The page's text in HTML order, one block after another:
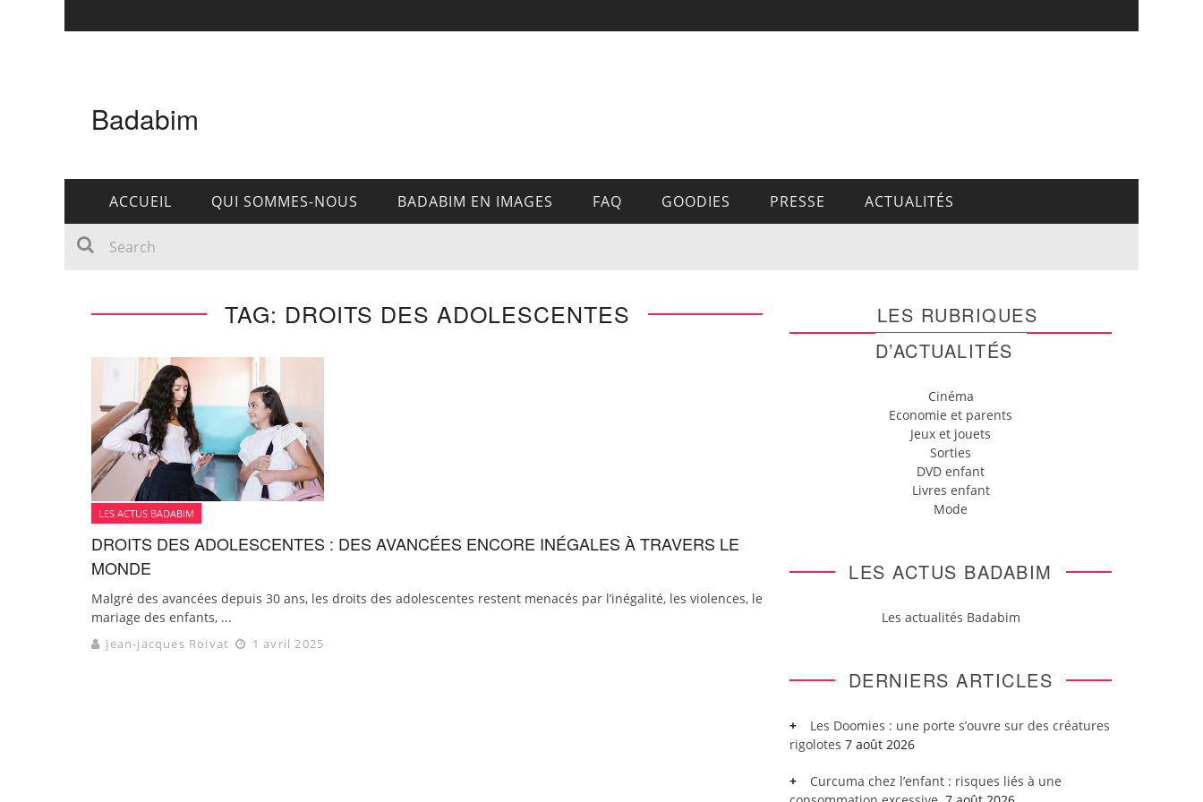
Badabim
ACCUEIL QUI SOMMES-NOUS BADABIM EN IMAGES FAQ GOODIES PRESSE ACTUALITÉS
TAG: DROITS DES ADOLESCENTES
LES ACTUS BADABIM
DROITS DES ADOLESCENTES : DES AVANCÉES ENCORE INÉGALES À TRAVERS LE
MONDE
Malgré des avancées depuis 30 ans, les droits des adolescentes restent menacés par l’inégalité, les violences, le
mariage des enfants, ...
jean-jacques Roivat 1 avril 2025
LES RUBRIQUES
D’ACTUALITÉS
Cinéma
Economie et parents
Jeux et jouets
Sorties
DVD enfant
Livres enfant
Mode
LES ACTUS BADABIM
Les actualités Badabim
DERNIERS ARTICLES
Les Doomies : une porte s’ouvre sur des créatures
rigolotes 7 août 2026
Curcuma chez l’enfant : risques liés à une